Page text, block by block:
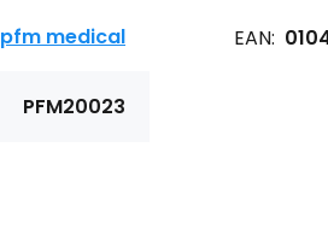
pfm medical
PFM20023
EAN: